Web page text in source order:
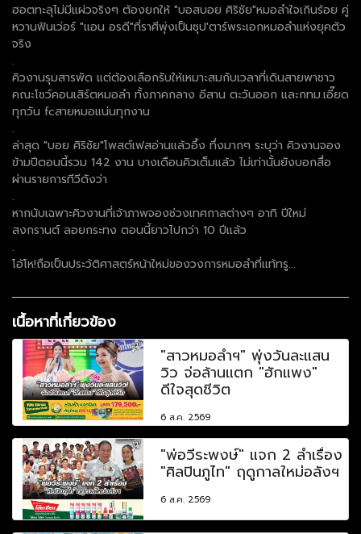
ฮอตทะลุไม่มีแผ่วจริงๆ ต้องยกให้ "บอสบอย ศิริชัย"หมอลำใจเกินร้อย คู่
หวานฟินเว่อร์ "แอน อรดี"ที่ราศีพุ่งเป็นซุป'ตาร์พระเอกหมอลำแห่งยุคตัว
จริง
.
คิวงานรุมสารพัด แต่ต้องเลือกรับให้เหมาะสมกับเวลาที่เดินสายพาชาว
คณะโชว์คอนเสิร์ตหมอลำ ทั้งภาคกลาง อีสาน ตะวันออก และกทม.เอี๊ยด
ทุกวัน fcสายหมอแน่นทุกงาน
.
ล่าสุด "บอย ศิริชัย"โพสต์เฟสอ่านแล้วอึ้ง ทึ่งมากๆ ระบุว่า คิวงานจอง
ข้ามปีตอนนี้รวม 142 งาน บางเดือนคิวเต็มแล้ว ไม่เท่านั้นยังบอกสื่อ
ผ่านรายการทีวีดังว่า
.
หากนับเฉพาะคิวงานที่เจ้าภาพจองช่วงเทศกาลต่างๆ อาทิ ปีใหม่
สงกรานต์ ลอยกระทง ตอนนี้ยาวไปกว่า 10 ปีแล้ว
.
โอ้โห!ถือเป็นประว้ติศาสตร์หน้าใหม่ของวงการหมอลำที่แท้ทรู...
เนื้อหาที่เกี่ยวข้อง
"สาวหมอลำฯ" พุ่งวันละแสน
วิว จ่อล้านแตก "ฮักแพง"
ดีใจสุดชีวิต
6 ส.ค. 2569
"พ่อวีระพงษ์" แจก 2 ลำเรื่อง
"ศิลปินภูไท" ฤดูกาลใหม่อลังฯ
6 ส.ค. 2569